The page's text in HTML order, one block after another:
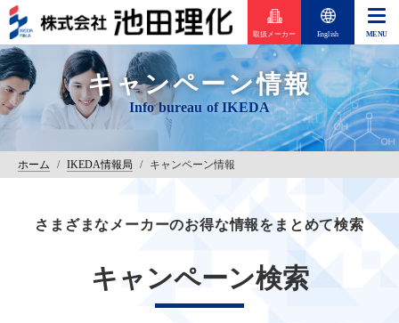
取扱メーカー English
キャンペーン情報
ホーム / IKEDA情報局 / キャンペーン情報
さまざまなメーカーのお得な情報をまとめて検索
キャンペーン検索